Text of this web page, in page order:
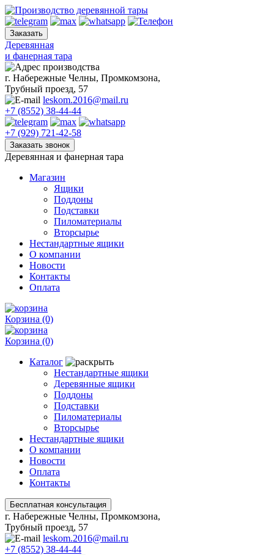
Skip
to
content
Деревянная
и фанерная тара
г. Набережные Челны, Промкомзона,
Трубный проезд, 57
leskom.2016@mail.ru
+7 (8552) 38-44-44
+7 (929) 721-42-58
Деревянная и фанерная тара
Магазин
Ящики
Поддоны
Подставки
Пиломатериалы
Вторсырье
Нестандартные ящики
О компании
Новости
Контакты
Оплата
Корзина (0)
Корзина (0)
Каталог
Нестандартные ящики
Деревянные ящики
Поддоны
Подставки
Пиломатериалы
Вторсырье
Нестандартные ящики
О компании
Новости
Оплата
Контакты
г. Набережные Челны, Промкомзона,
Трубный проезд, 57
leskom.2016@mail.ru
+7 (8552) 38-44-44